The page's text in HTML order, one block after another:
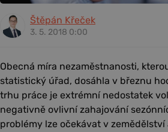
Štěpán Křeček
3. 5. 2018 0:00
Obecná míra nezaměstnanosti,
statistický úřad, dosáhla v březnu
trhu práce je extrémní nedostatek
negativně ovlivní zahajování
problémy lze očekávat v